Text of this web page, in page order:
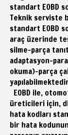
standart EOBD
Teknik serviste
standart EOBD
araç üzerinde
silme-parça
adaptasyon-
okuma)-parça
EOBD ile,
üreticileri için,
hata kodları
bir hata